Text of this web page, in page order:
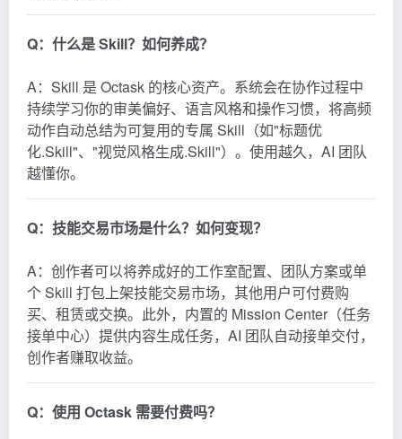
Q：什么是 Skill？如何养成？
A：Skill 是 Octask 的核心资产。系统会在协作过程中
持续学习你的审美偏好、语言风格和操作习惯，将高频
动作自动总结为可复用的专属 Skill（如"标题优
化.Skill"、"视觉风格生成.Skill"）。使用越久，AI 团队
越懂你。
Q：技能交易市场是什么？如何变现？
A：创作者可以将养成好的工作室配置、团队方案或单
个 Skill 打包上架技能交易市场，其他用户可付费购
买、租赁或交换。此外，内置的 Mission Center（任务
接单中心）提供内容生成任务，AI 团队自动接单交付，
创作者赚取收益。
Q：使用 Octask 需要付费吗？